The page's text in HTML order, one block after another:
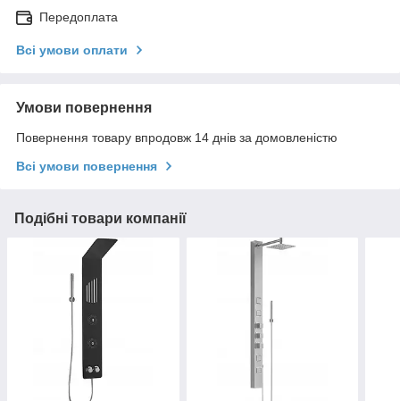
Передоплата
Всі умови оплати
Умови повернення
Повернення товару впродовж 14 днів за домовленістю
Всі умови повернення
Подібні товари компанії